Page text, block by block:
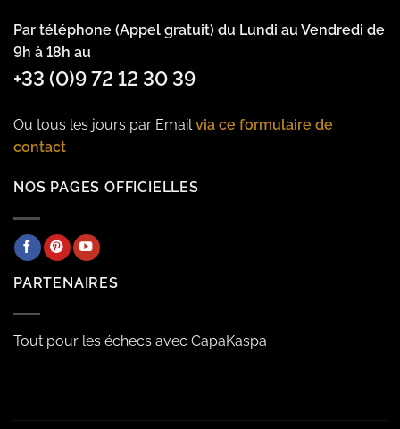
Par téléphone (Appel gratuit) du Lundi au Vendredi de
9h à 18h au
+33 (0)9 72 12 30 39
Ou tous les jours par Email via ce formulaire de
contact
NOS PAGES OFFICIELLES
PARTENAIRES
Tout pour les échecs avec CapaKaspa